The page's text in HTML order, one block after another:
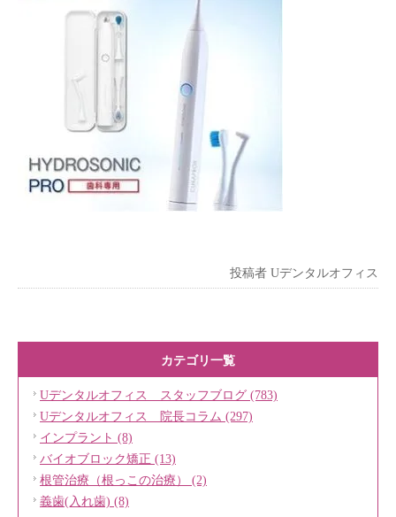
投稿者 Uデンタルオフィス
カテゴリ一覧
Uデンタルオフィス スタッフブログ (783)
Uデンタルオフィス 院長コラム (297)
インプラント (8)
バイオブロック矯正 (13)
根管治療（根っこの治療） (2)
義歯(入れ歯) (8)